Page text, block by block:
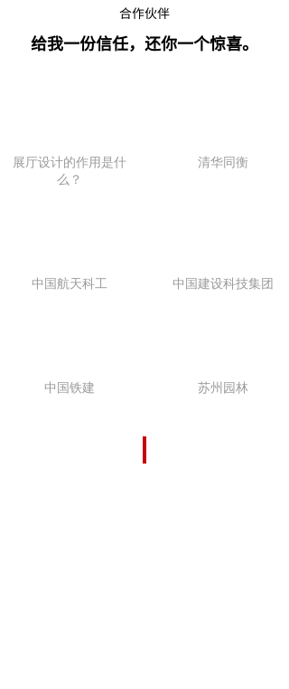
给我一份信任，还你一个惊喜。
合作伙伴
展厅设计的作用是什
么？
清华同衡
中国航天科工 中国建设科技集团
中国铁建 苏州园林